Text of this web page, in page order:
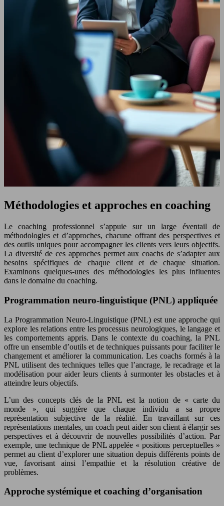
Méthodologies et approches en coaching
Le coaching professionnel s’appuie sur un large éventail de
méthodologies et d’approches, chacune offrant des perspectives et
des outils uniques pour accompagner les clients vers leurs objectifs.
La diversité de ces approches permet aux coachs de s’adapter aux
besoins spécifiques de chaque client et de chaque situation.
Examinons quelques-unes des méthodologies les plus influentes
dans le domaine du coaching.
Programmation neuro-linguistique (PNL) appliquée
La Programmation Neuro-Linguistique (PNL) est une approche qui
explore les relations entre les processus neurologiques, le langage et
les comportements appris. Dans le contexte du coaching, la PNL
offre un ensemble d’outils et de techniques puissants pour faciliter le
changement et améliorer la communication. Les coachs formés à la
PNL utilisent des techniques telles que l’ancrage, le recadrage et la
modélisation pour aider leurs clients à surmonter les obstacles et à
atteindre leurs objectifs.
L’un des concepts clés de la PNL est la notion de « carte du
monde », qui suggère que chaque individu a sa propre
représentation subjective de la réalité. En travaillant sur ces
représentations mentales, un coach peut aider son client à élargir ses
perspectives et à découvrir de nouvelles possibilités d’action. Par
exemple, une technique de PNL appelée « positions perceptuelles »
permet au client d’explorer une situation depuis différents points de
vue, favorisant ainsi l’empathie et la résolution créative de
problèmes.
Approche systémique et coaching d’organisation